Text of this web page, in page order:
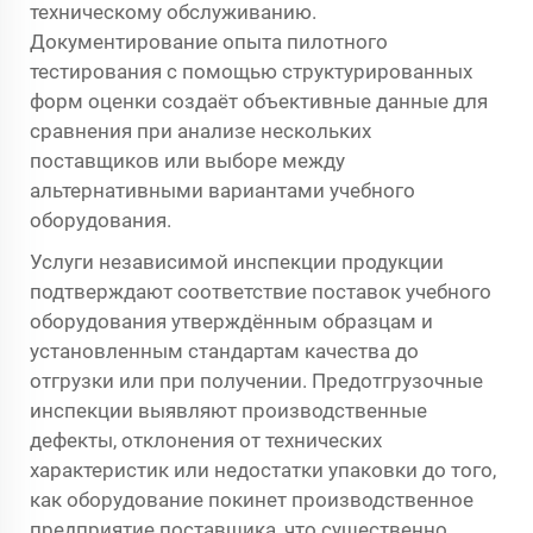
техническому обслуживанию.
Документирование опыта пилотного
тестирования с помощью структурированных
форм оценки создаёт объективные данные для
сравнения при анализе нескольких
поставщиков или выборе между
альтернативными вариантами учебного
оборудования.
Услуги независимой инспекции продукции
подтверждают соответствие поставок учебного
оборудования утверждённым образцам и
установленным стандартам качества до
отгрузки или при получении. Предотгрузочные
инспекции выявляют производственные
дефекты, отклонения от технических
характеристик или недостатки упаковки до того,
как оборудование покинет производственное